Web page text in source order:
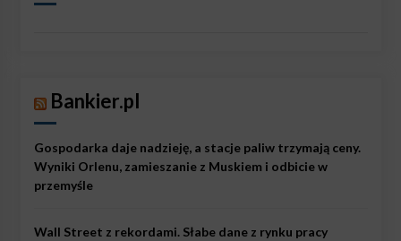
Bankier.pl
Gospodarka daje nadzieję, a stacje paliw trzymają ceny.
Wyniki Orlenu, zamieszanie z Muskiem i odbicie w
przemyśle
Wall Street z rekordami. Słabe dane z rynku pracy